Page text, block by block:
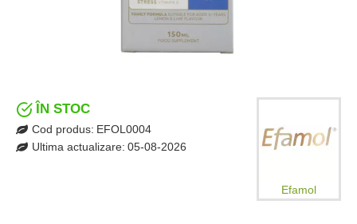
ÎN STOC
Cod produs: EFOL0004
Ultima actualizare: 05-08-2026
Efamol